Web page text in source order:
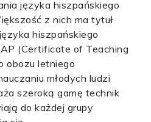
języka hiszpańskiego
z nich ma tytuł
hiszpańskiego
(Certificate of Teaching
obozu letniego
młodych ludzi
szeroką gamę technik
do każdej grupy